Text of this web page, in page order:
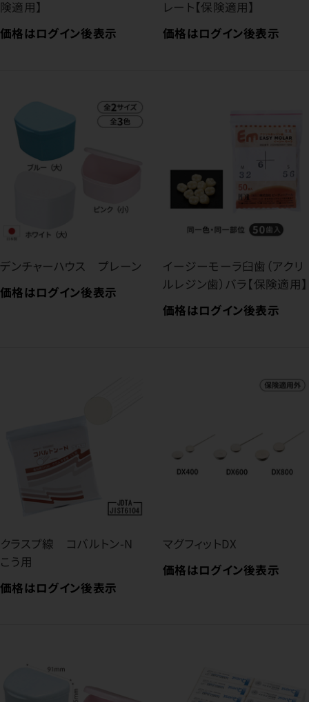
険適用】
価格はログイン後表示
レート【保険適用】
価格はログイン後表示
デンチャーハウス プレーン
価格はログイン後表示
イージーモーラ臼歯（アクリ
ルレジン歯）バラ【保険適用】
価格はログイン後表示
クラスプ線 コバルトン-N
こう用
価格はログイン後表示
マグフィットDX
価格はログイン後表示